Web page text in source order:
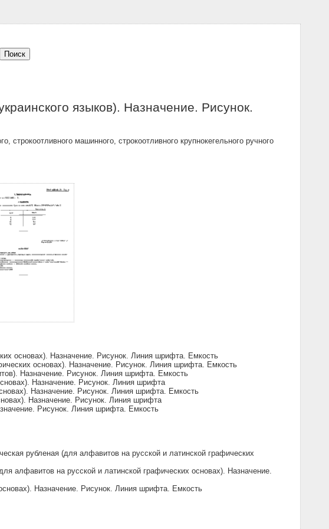
языков). Назначение. Рисунок.
машинного, строкоотливного крупнокегельного ручного
основах). Назначение. Рисунок. Линия шрифта. Емкость
основах). Назначение. Рисунок. Линия шрифта. Емкость
Назначение. Рисунок. Линия шрифта. Емкость
Назначение. Рисунок. Линия шрифта
Назначение. Рисунок. Линия шрифта. Емкость
Назначение. Рисунок. Линия шрифта
Рисунок. Линия шрифта. Емкость
рубленая (для алфавитов на русской и латинской графических
алфавитов на русской и латинской графических основах). Назначение.
Назначение. Рисунок. Линия шрифта. Емкость